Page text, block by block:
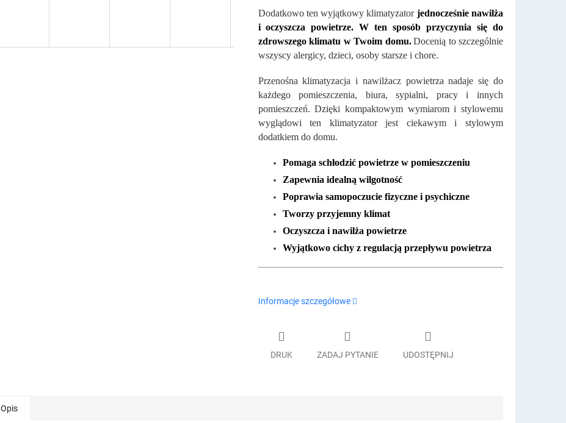
Dodatkowo ten wyjątkowy klimatyzator jednocześnie nawilża
i oczyszcza powietrze. W ten sposób przyczynia się do
zdrowszego klimatu w Twoim domu. Docenią to szczególnie
wszyscy alergicy, dzieci, osoby starsze i chore.
Przenośna klimatyzacja i nawilżacz powietrza nadaje się do
każdego pomieszczenia, biura, sypialni, pracy i innych
pomieszczeń. Dzięki kompaktowym wymiarom i stylowemu
wyglądowi ten klimatyzator jest ciekawym i stylowym
dodatkiem do domu.
Pomaga schłodzić powietrze w pomieszczeniu
Zapewnia idealną wilgotność
Poprawia samopoczucie fizyczne i psychiczne
Tworzy przyjemny klimat
Oczyszcza i nawilża powietrze
Wyjątkowo cichy z regulacją przepływu powietrza
Informacje szczegółowe
DRUK ZADAJ PYTANIE UDOSTĘPNIJ
Opis